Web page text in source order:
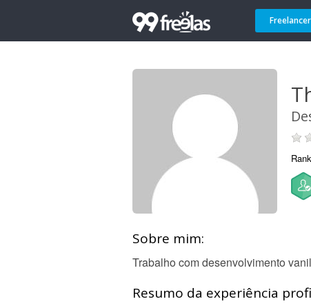
Sobre mim:
Trabalho com desenvolvimento
Resumo da experiência